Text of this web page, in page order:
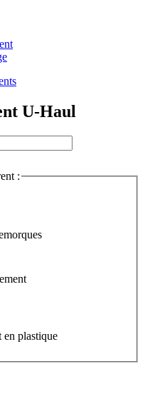
U-Haul
:
en plastique